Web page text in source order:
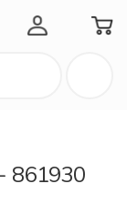
Minha Conta
861930